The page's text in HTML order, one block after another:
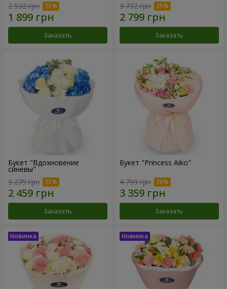
2 532 грн
Заказать
3 732 грн
Заказать
Букет "Вдохновение
синевы"
3 279 грн
Заказать
Букет "Princess Aiko"
4 799 грн
Заказать